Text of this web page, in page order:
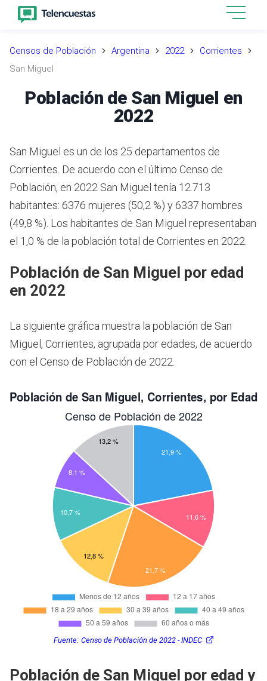
Censos de Población Argentina 2022
Corrientes
San Miguel
Población de San Miguel en
2022
San Miguel es un de los 25 departamentos de
Corrientes. De acuerdo con el último Censo de
Población, en 2022 San Miguel tenía 12.713
habitantes: 6376 mujeres (50,2 %) y 6337 hombres
(49,8 %). Los habitantes de San Miguel representaban
el 1,0 % de la población total de Corrientes en 2022.
Población de San Miguel por edad
en 2022
La siguiente gráfica muestra la población de San
Miguel, Corrientes, agrupada por edades, de acuerdo
con el Censo de Población de 2022.
Fuente: Censo de Población de 2022 - INDEC
Población de San Miguel por edad y